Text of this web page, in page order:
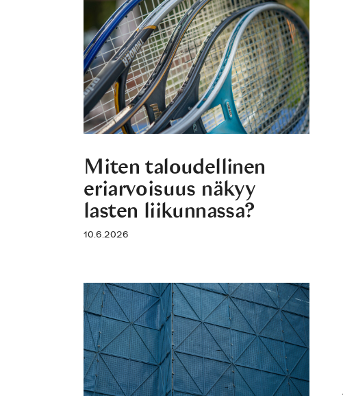
Miten taloudellinen
eriarvoisuus näkyy
lasten liikunnassa?
10.6.2026